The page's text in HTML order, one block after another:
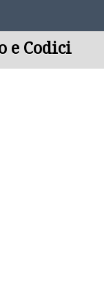
e Codici